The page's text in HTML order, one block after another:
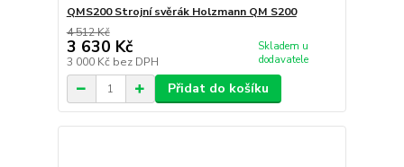
QMS200 Strojní svěrák Holzmann QM S200
4 512 Kč
3 630 Kč
3 000 Kč bez DPH
Skladem u
dodavatele
Přidat do košíku